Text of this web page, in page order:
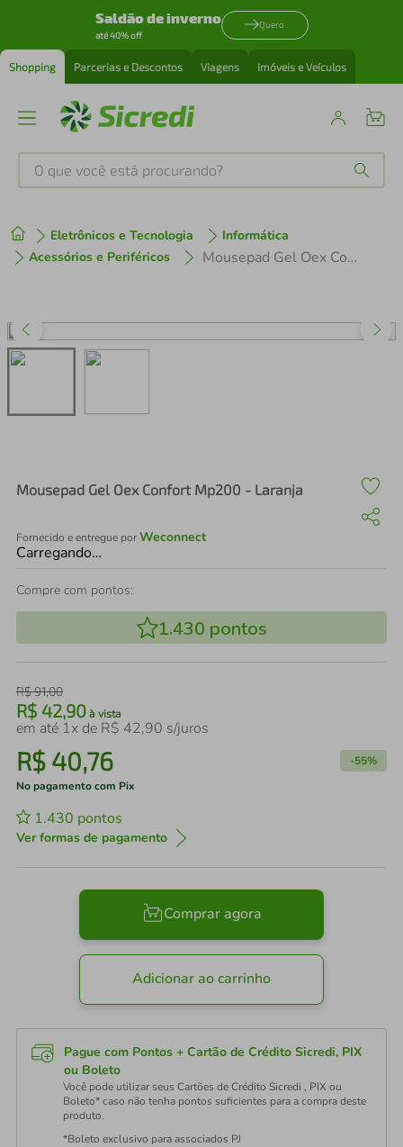
Saldão de inverno
até 40% off
Quero
Shopping Parcerias e Descontos Viagens Imóveis e Veículos
O que você está procurando?
Eletrônicos e Tecnologia
Informática
Acessórios e Periféricos
Mousepad Gel Oex Confort Mp200 - Laranja
Mousepad Gel Oex Confort Mp200 - Laranja
Fornecido e entregue porWeconnect
Carregando…
Compre com pontos:
1.430 pontos
R$91,00
R$ 42,90 à vista
em até 1x de R$ 42,90 s/juros
R$ 40,76 -55%
No pagamento com Pix
1.430 pontos
Ver formas de pagamento
Comprar agora
Adicionar ao carrinho
Pague com Pontos + Cartão de Crédito Sicredi, PIX
ou Boleto
Você pode utilizar seus Cartões de Crédito Sicredi , PIX ou
Boleto* caso não tenha pontos suficientes para a compra deste
produto.
*Boleto exclusivo para associados PJ
1º tenis
3º perfume